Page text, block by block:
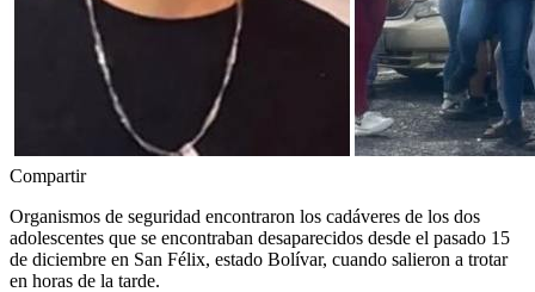
Compartir
Organismos de seguridad encontraron los cadáveres de los dos
adolescentes que se encontraban desaparecidos desde el pasado 15
de diciembre en San Félix, estado Bolívar, cuando salieron a trotar
en horas de la tarde.